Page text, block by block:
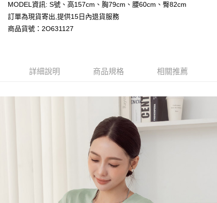
運送方式
全家取貨付款
每筆NT$80，滿NT$699(含以上)免運費
每筆NT$80，滿NT$699(含以上)免運費
每筆NT$80，滿NT$699(含以上)免運費
每筆NT$120，滿NT$699(含以上)免運費
MODEL資訊: S號、高157cm、胸79cm、腰60cm、臀82cm
訂單為現貨寄出,提供15日內退貨服務
商品貨號：2O631127
詳細說明 商品規格 相關推薦